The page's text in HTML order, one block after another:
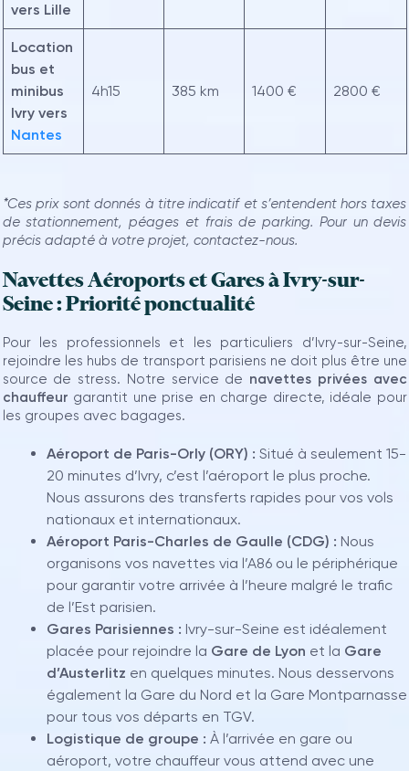
vers Lille
Location
bus et
minibus
Ivry vers
Nantes
4h15 385 km 1400 € 2800 €
*Ces prix sont donnés à titre indicatif et s’entendent hors taxes
de stationnement, péages et frais de parking. Pour un devis
précis adapté à votre projet, contactez-nous.
Navettes Aéroports et Gares à Ivry-sur-
Seine : Priorité ponctualité
Pour les professionnels et les particuliers d’Ivry-sur-Seine,
rejoindre les hubs de transport parisiens ne doit plus être une
source de stress. Notre service de navettes privées avec
chauffeur garantit une prise en charge directe, idéale pour
les groupes avec bagages.
Aéroport de Paris-Orly (ORY) : Situé à seulement 15-
20 minutes d’Ivry, c’est l’aéroport le plus proche.
Nous assurons des transferts rapides pour vos vols
nationaux et internationaux.
Aéroport Paris-Charles de Gaulle (CDG) : Nous
organisons vos navettes via l’A86 ou le périphérique
pour garantir votre arrivée à l’heure malgré le trafic
de l’Est parisien.
Gares Parisiennes : Ivry-sur-Seine est idéalement
placée pour rejoindre la Gare de Lyon et la Gare
d’Austerlitz en quelques minutes. Nous desservons
également la Gare du Nord et la Gare Montparnasse
pour tous vos départs en TGV.
Logistique de groupe : À l’arrivée en gare ou
aéroport, votre chauffeur vous attend avec une